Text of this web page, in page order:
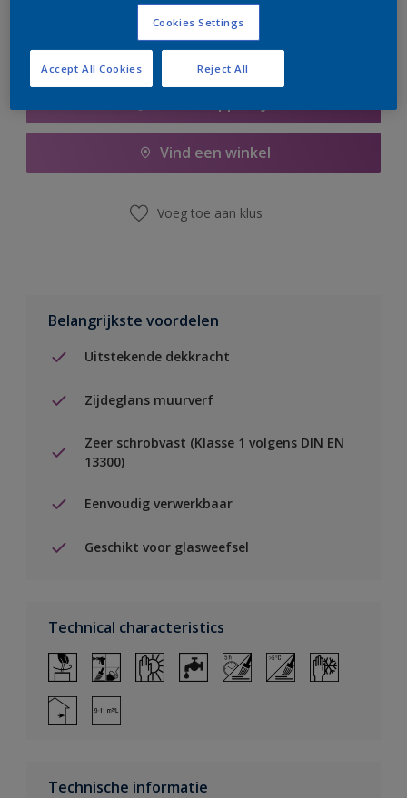
Vind een winkel
Voeg toe aan klus
Belangrijkste voordelen
Uitstekende dekkracht
Zijdeglans muurverf
Zeer schrobvast (Klasse 1 volgens DIN EN
13300)
Eenvoudig verwerkbaar
Geschikt voor glasweefsel
Technical characteristics
Technische informatie
Cookies Settings
Reject All
Accept All Cookies